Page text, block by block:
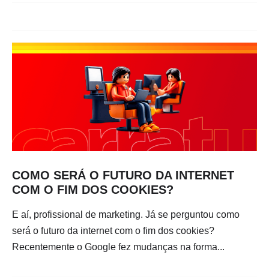
COMO SERÁ O FUTURO DA INTERNET
COM O FIM DOS COOKIES?
E aí, profissional de marketing. Já se perguntou como
será o futuro da internet com o fim dos cookies?
Recentemente o Google fez mudanças na forma...